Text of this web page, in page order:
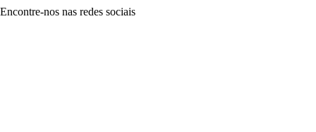
Encontre-nos nas redes sociais